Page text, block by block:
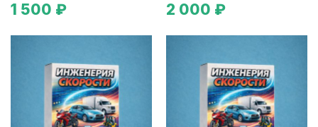
1 500 ₽ 2 000 ₽